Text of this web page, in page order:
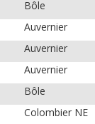
Bôle
Auvernier
Auvernier
Auvernier
Bôle
Colombier NE